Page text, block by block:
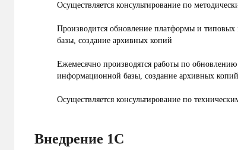
Осуществляется консультирование по
Производится обновление платформы и
базы, создание архивных копий
Ежемесячно производятся работы по
информационной базы, создание архивных копий
Осуществляется консультирование по
Внедрение 1С